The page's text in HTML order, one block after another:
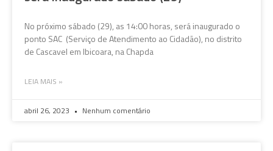
No próximo sábado (29), as 14:00 horas, será inaugurado o
ponto SAC (Serviço de Atendimento ao Cidadão), no distrito
de Cascavel em Ibicoara, na Chapda
LEIA MAIS »
abril 26, 2023 Nenhum comentário